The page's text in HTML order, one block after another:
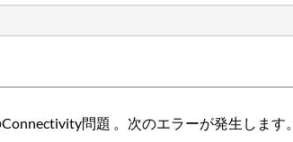
問題 。次のエラーが発生します。